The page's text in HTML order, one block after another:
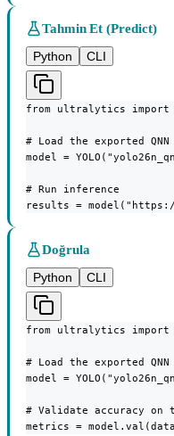
Tahmin Et (Predict)
Python
CLI
from ultralytics import
# Load the exported
model =
# Run inference
results =
Doğrula
Python
CLI
from ultralytics import
# Load the exported
model =
# Validate accuracy on
metrics =